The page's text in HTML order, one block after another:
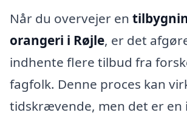
Når du overvejer en
orangeri i Røjle, er det
indhente flere tilbud fra
fagfolk. Denne proces kan
tidskrævende, men det er en